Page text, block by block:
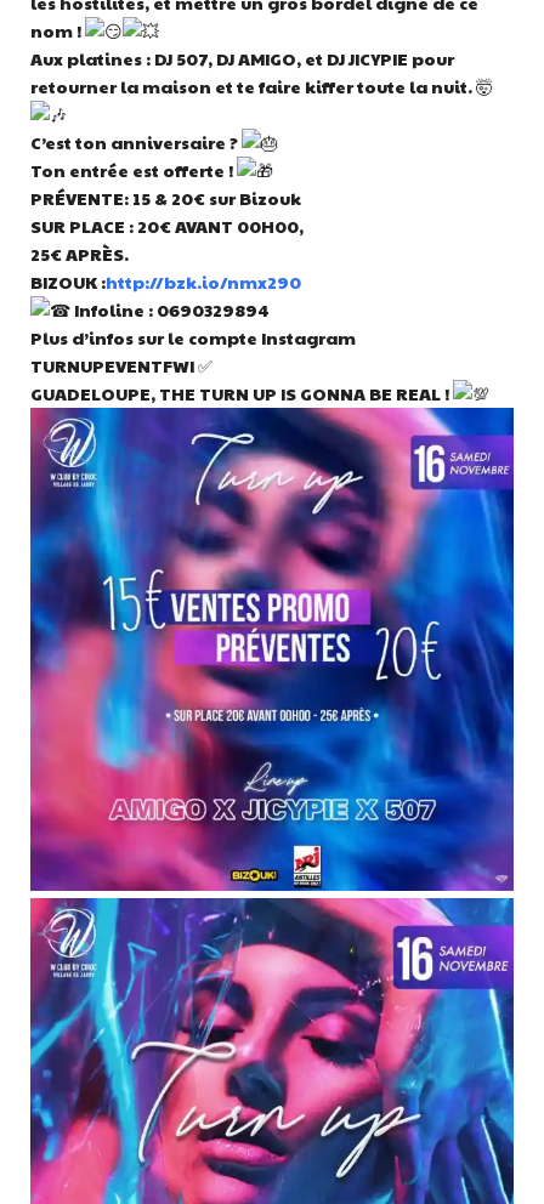
nom !
Aux platines : DJ 507, DJ AMIGO, et DJ JICYPIE pour
retourner la maison et te faire kiffer toute la nuit. 🤯
C’est ton anniversaire ?
Ton entrée est offerte !
PRÉVENTE: 15 & 20€ sur Bizouk
SUR PLACE : 20€ AVANT 00H00,
25€ APRÈS.
BIZOUK :http://bzk.io/nmx290
Infoline : 0690329894
Plus d’infos sur le compte Instagram
TURNUPEVENTFWI ✅
GUADELOUPE, THE TURN UP IS GONNA BE REAL !